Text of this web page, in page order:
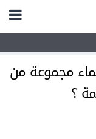
مجموعة من
؟